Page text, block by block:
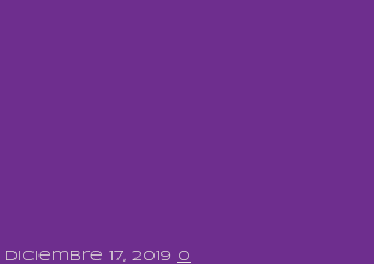
diciembre 17, 2019 0